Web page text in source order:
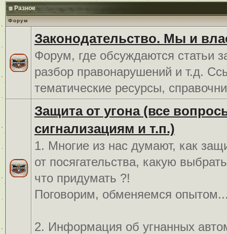
Разное
Форум
Законодательство. Мы и
Форум, где обсуждаются статьи
разбор правонарушений и т.д.
тематические ресурсы,
Защита от угона (все
сигнализациям и т.п.)
1. Многие из нас думают, как
от посягательства, какую
что придумать ?!
Поговорим, обменяемся
2. Информация об угнанных